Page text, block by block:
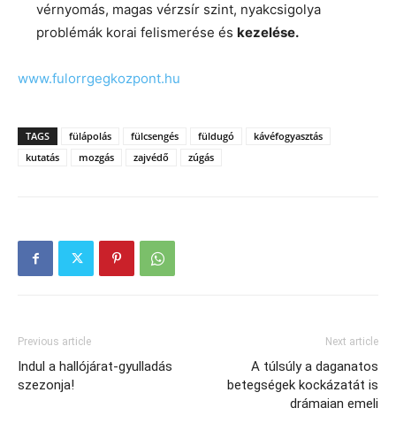
vérnyomás, magas vérzsír szint, nyakcsigolya
problémák korai felismerése és kezelése.
www.fulorrgegkozpont.hu
TAGS fülápolás fülcsengés füldugó
kávéfogyasztás
kutatás
mozgás zajvédő zúgás
Previous article
Indul a hallójárat-gyulladás
szezonja!
Next article
A túlsúly a daganatos
betegségek kockázatát is
drámaian emeli